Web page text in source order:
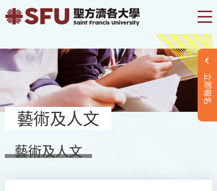
立即報名
藝術及人文
藝術及人文